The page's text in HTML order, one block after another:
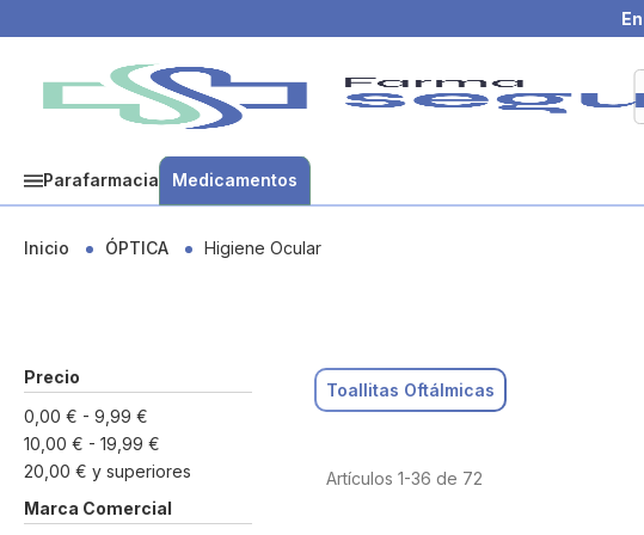
Parafarmacia Medicamentos
Inicio ÓPTICA Higiene Ocular
Toallitas Oftálmicas
Artículos1-36 de 72
Precio
0,00 € - 9,99 €
10,00 € - 19,99 €
20,00 € y superiores
Marca Comercial